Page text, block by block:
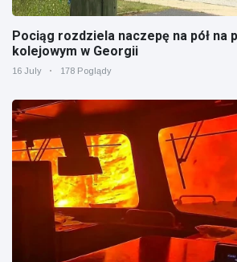
Pociąg rozdziela naczepę na pół na
kolejowym w Georgii
16 July 178 Poglądy